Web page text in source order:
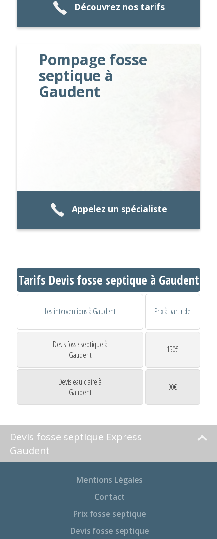
Découvrez nos tarifs
Pompage fosse
septique à
Gaudent
Appelez un spécialiste
Tarifs Devis fosse septique à Gaudent
Les interventions à Gaudent Prix à partir de
Devis fosse septique à
Gaudent
150€
Devis eau claire à
Gaudent
90€
Devis fosse septique Express
Gaudent
Mentions Légales
Contact
Prix fosse septique
Devis fosse septique